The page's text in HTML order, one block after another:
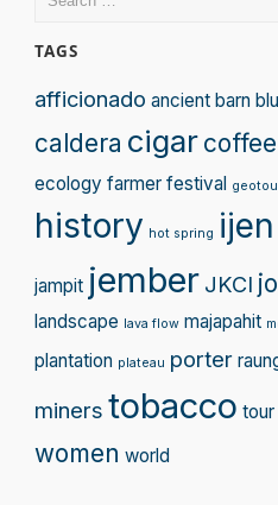
TAGS
afficionado ancient barn
caldera cigar coffee
ecology farmer festival
history hot spring ijen
jampit jember JKCI
landscape lava flow majapahit
plantation plateau porter
miners tobacco tour
women world